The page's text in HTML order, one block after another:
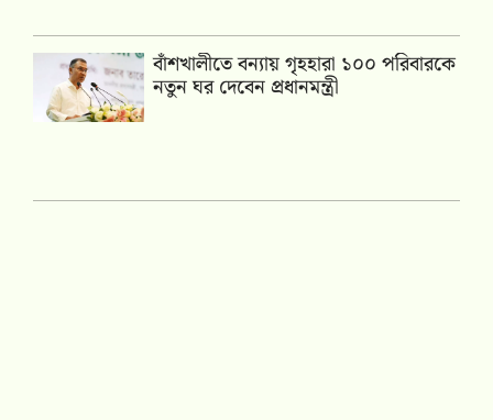
বাঁশখালীতে বন্যায় গৃহহারা ১০০ পরিবারকে
নতুন ঘর দেবেন প্রধানমন্ত্রী